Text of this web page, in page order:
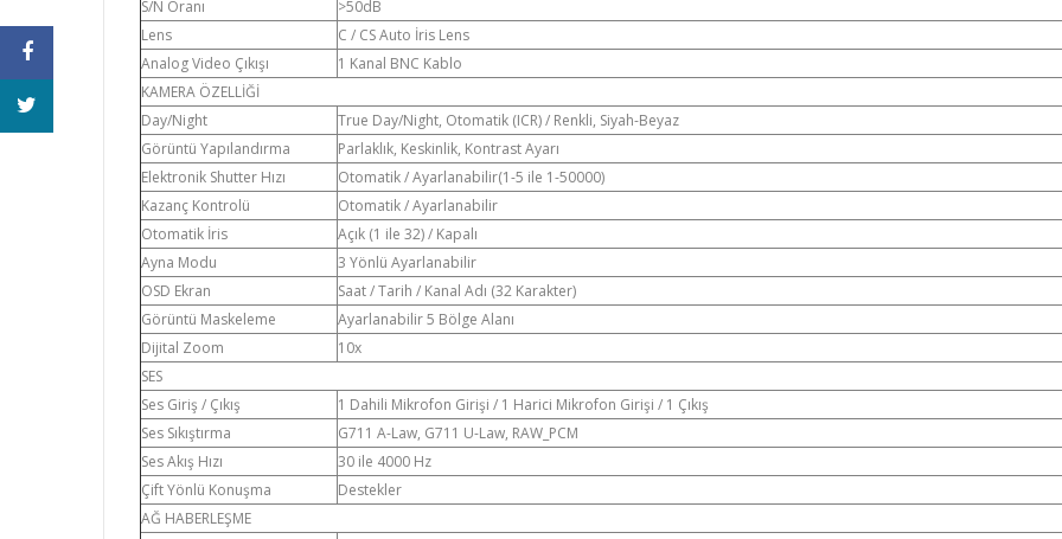
S/N Oranı
>50dB
Lens
C / CS Auto İris Lens
Analog Video Çıkışı
1 Kanal BNC Kablo
KAMERA ÖZELLİĞİ
Day/Night
True Day/Night, Otomatik (ICR) / Renkli, Siyah-Beyaz
Görüntü Yapılandırma
Parlaklık, Keskinlik, Kontrast Ayarı
Elektronik Shutter Hızı
Otomatik / Ayarlanabilir(1-5 ile 1-50000)
Kazanç Kontrolü
Otomatik / Ayarlanabilir
Otomatik İris
Açık (1 ile 32) / Kapalı
Ayna Modu
3 Yönlü Ayarlanabilir
OSD Ekran
Saat / Tarih / Kanal Adı (32 Karakter)
Görüntü Maskeleme
Ayarlanabilir 5 Bölge Alanı
Dijital Zoom
10x
SES
Ses Giriş / Çıkış
1 Dahili Mikrofon Girişi / 1 Harici Mikrofon Girişi / 1 Çıkış
Ses Sıkıştırma
G711 A-Law, G711 U-Law, RAW_PCM
Ses Akış Hızı
30 ile 4000 Hz
Çift Yönlü Konuşma
Destekler
AĞ HABERLEŞME